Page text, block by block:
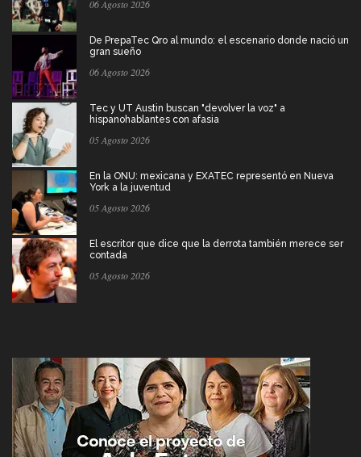
06 Agosto 2026
De PrepaTec Qro al mundo: el escenario donde nació un
gran sueño
06 Agosto 2026
Tec y UT Austin buscan "devolver la voz" a
hispanohablantes con afasia
05 Agosto 2026
En la ONU: mexicana y EXATEC representó en Nueva
York a la juventud
05 Agosto 2026
El escritor que dice que la derrota también merece ser
contada
05 Agosto 2026